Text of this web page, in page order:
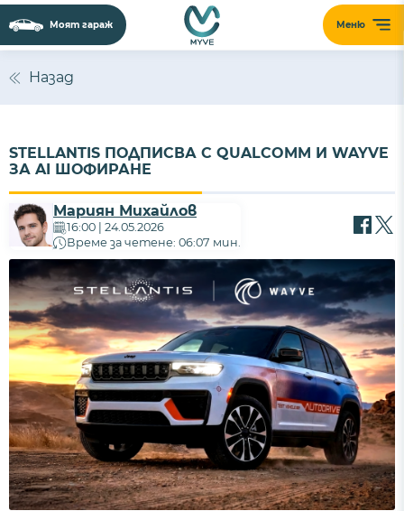
Меню
Моят гараж
Назад
STELLANTIS ПОДПИСВА С QUALCOMM И WAYVE
ЗА AI ШОФИРАНЕ
Мариян Михайлов
16:00 | 24.05.2026
Време за четене: 06:07 мин.